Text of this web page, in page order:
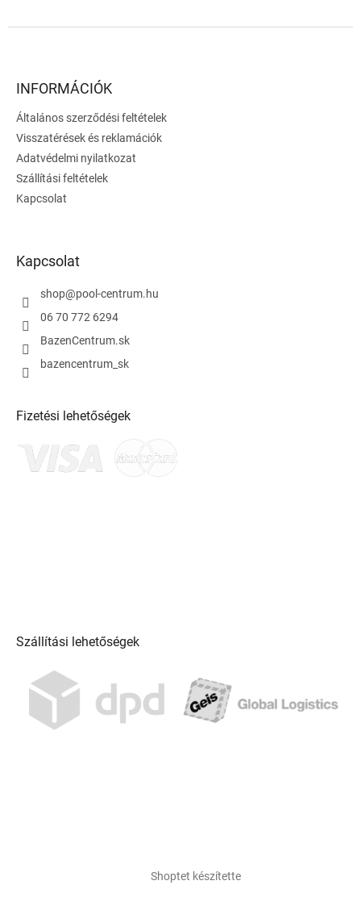
INFORMÁCIÓK
Általános szerződési feltételek
Visszatérések és reklamációk
Adatvédelmi nyilatkozat
Szállítási feltételek
Kapcsolat
Kapcsolat
shop@pool-centrum.hu
06 70 772 6294
BazenCentrum.sk
bazencentrum_sk
Fizetési lehetőségek
Szállítási lehetőségek
Shoptet készítette